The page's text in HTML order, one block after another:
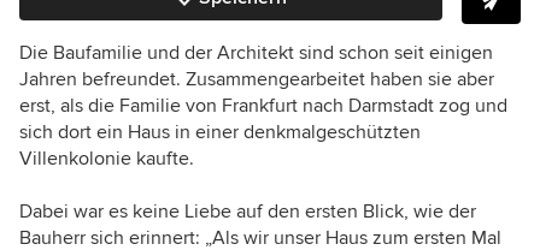
Die Baufamilie und der Architekt sind schon seit einigen
Jahren befreundet. Zusammengearbeitet haben sie aber
erst, als die Familie von Frankfurt nach Darmstadt zog und
sich dort ein Haus in einer denkmalgeschützten
Villenkolonie kaufte.
Dabei war es keine Liebe auf den ersten Blick, wie der
Bauherr sich erinnert: „Als wir unser Haus zum ersten Mal